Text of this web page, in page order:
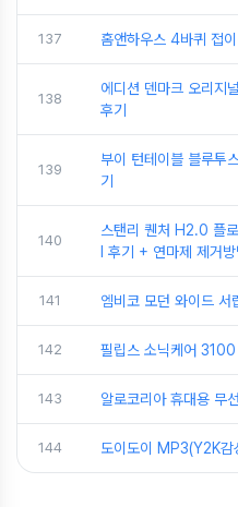
137 홈앤하우스 4바퀴 접
138
에디션 덴마크 오리지
후기
139
부이 턴테이블 블루투
기
140
스탠리 퀜처 H2.0 플
l 후기 + 연마제 제거방
141 엠비코 모던 와이드 서
142 필립스 소닉케어 3100
143 알로코리아 휴대용 무
144 도이도이 MP3(Y2K감